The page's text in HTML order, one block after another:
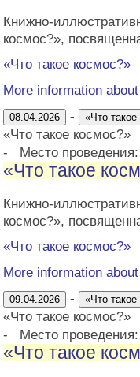
Книжно-
космос?»,
«Что такое космос?»
More information
08.04.2026 - «Что
«Что такое космос?»
-
Место
«Что такое
Книжно-
космос?»,
«Что такое космос?»
More information
09.04.2026 - «Что
«Что такое космос?»
-
Место
«Что такое